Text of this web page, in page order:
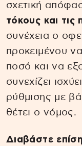
σχετική
τόκους και τις
συνέχεια ο
προκειμένου
ποσό και να
συνεχίζει
ρύθμισης με
θέτει ο νόμος.
Διαβάστε